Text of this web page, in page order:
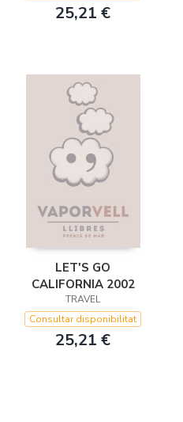
25,21 €
LET'S GO
CALIFORNIA 2002
TRAVEL
Consultar disponibilitat
25,21 €